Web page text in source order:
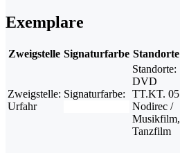
Exemplare
Zweigstelle Signaturfarbe Standorte
Zweigstelle:
Urfahr
Signaturfarbe:
Standorte:
DVD
TT.KT. 05
Nodirec /
Musikfilm,
Tanzfilm